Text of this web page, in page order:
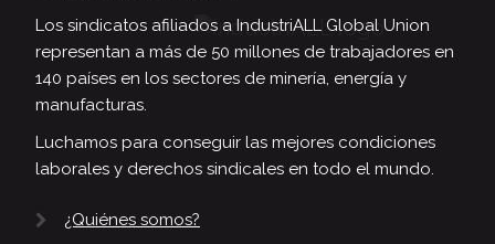
Los sindicatos afiliados a IndustriALL Global Union
representan a más de 50 millones de trabajadores en
140 países en los sectores de minería, energía y
manufacturas.
Luchamos para conseguir las mejores condiciones
laborales y derechos sindicales en todo el mundo.
¿Quiénes somos?